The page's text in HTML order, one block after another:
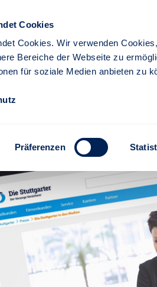
Cookies
Cookies. Wir verwenden
Bereiche der Webseite zu
für soziale Medien anbieten zu
Präferenzen
der Praxis -